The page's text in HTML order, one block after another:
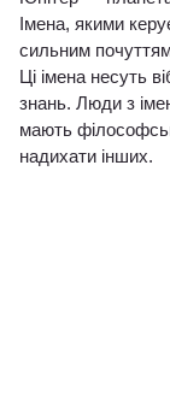
Імена, якими
сильним
Ці імена несуть
знань. Люди з
мають
надихати інших.